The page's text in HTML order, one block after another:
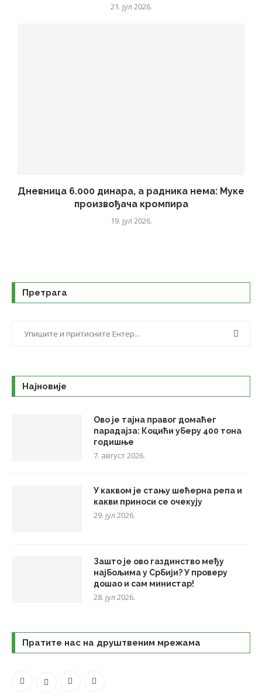
21. јул 2026.
Дневница 6.000 динара, а радника нема: Муке
произвођача кромпира
19. јул 2026.
Претрага
Најновије
Ово је тајна правог домаћег
парадајза: Коцићи уберу 400 тона
годишње
7. август 2026.
У каквом је стању шећерна репа и
какви приноси се очекују
29. јул 2026.
Зашто је ово газдинство међу
најбољима у Србији? У проверу
дошао и сам министар!
28. јул 2026.
Пратите нас на друштвеним мрежама